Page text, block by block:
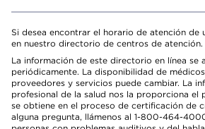
Si desea encontrar el horario de atención de
en nuestro directorio de centros de atención.
La información de este directorio en línea se
periódicamente. La disponibilidad de
proveedores y servicios puede cambiar. La
profesional de la salud nos la proporciona el
se obtiene en el proceso de certificación de
alguna pregunta, llámenos al 1-800-464-